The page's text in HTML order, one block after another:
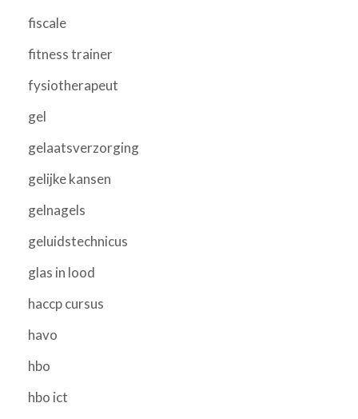
fiscale
fitness trainer
fysiotherapeut
gel
gelaatsverzorging
gelijke kansen
gelnagels
geluidstechnicus
glas in lood
haccp cursus
havo
hbo
hbo ict